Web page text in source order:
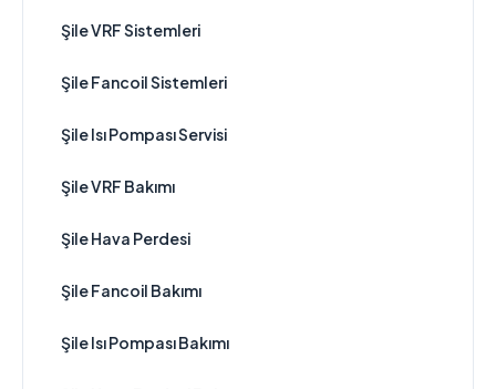
Şile VRF Sistemleri
Şile Fancoil Sistemleri
Şile Isı Pompası Servisi
Şile VRF Bakımı
Şile Hava Perdesi
Şile Fancoil Bakımı
Şile Isı Pompası Bakımı